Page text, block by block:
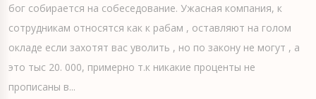
бог собирается на собеседование. Ужасная компания, к
сотрудникам относятся как к рабам , оставляют на голом
окладе если захотят вас уволить , но по закону не могут , а
это тыс 20. 000, примерно т.к никакие проценты не
прописаны в...